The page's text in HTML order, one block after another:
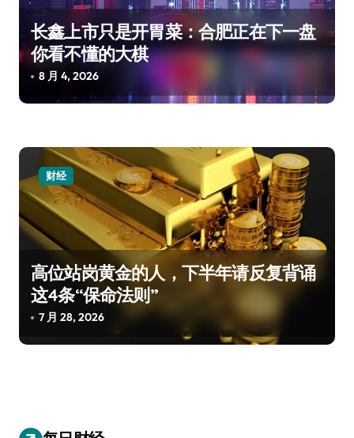
长鑫上市只是开胃菜：合肥正在下一盘
你看不懂的大棋
8 月 4, 2026
财经
高位站岗黄金的人，下半年请反复背诵
这4条“保命法则”
7 月 28, 2026